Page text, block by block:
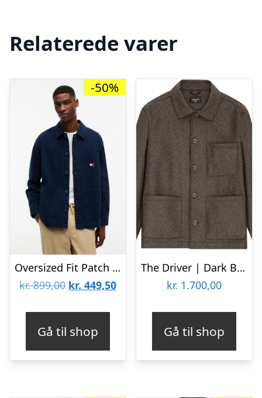
Relaterede varer
-50%
Oversized Fit Patch Pocket Overshirt
kr.899,00 Den
var:
kr. 899,00.
kr. 449,50Den
kr. 449,50.
Gå til shop
The Driver | Dark Brown
kr. 1.700,00
Gå til shop